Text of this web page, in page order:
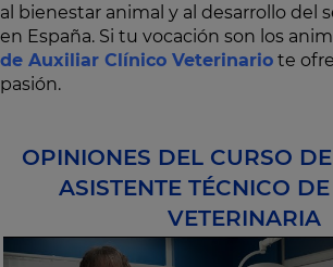
al bienestar animal y al desarrollo del
en España. Si tu vocación son los
de Auxiliar Clínico Veterinario te
pasión.
OPINIONES DEL CURSO
ASISTENTE TÉCNICO
VETERINARIA